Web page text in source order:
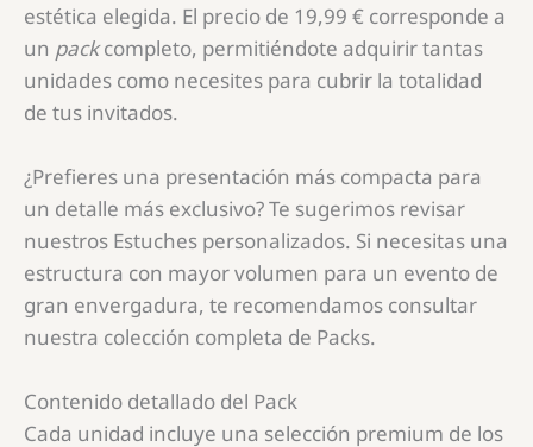
estética elegida. El precio de 19,99 € corresponde a
un packcompleto, permitiéndote adquirir tantas
unidades como necesites para cubrir la totalidad
de tus invitados.
¿Prefieres una presentación más compacta para
un detalle más exclusivo? Te sugerimos revisar
nuestros Estuches personalizados. Si necesitas una
estructura con mayor volumen para un evento de
gran envergadura, te recomendamos consultar
nuestra colección completa de Packs.
Contenido detallado del Pack
Cada unidad incluye una selección premium de los